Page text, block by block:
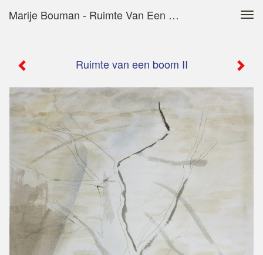
Marije Bouman - Ruimte Van Een Boom II
Ruimte van een boom II